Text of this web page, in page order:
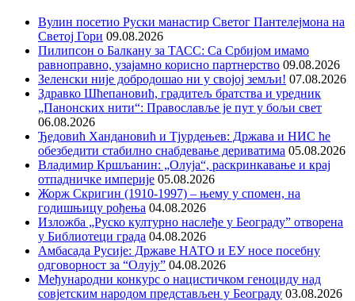
Вулин посетио Руски манастир Светог Пантелејмона на
Светој Гори 09.08.2026
Пилипсон о Балкану за ТАСС: Са Србијом имамо
равноправно, узајамно корисно партнерство 09.08.2026
Зеленски није добродошао ни у својој земљи! 07.08.2026
Здравко Шћепановић, градитељ братства и уредник
„Панонских нити“: Православље је пут у бољи свет
06.08.2026
Ђедовић Хандановић и Тјурдењев: Држава и НИС ће
обезбедити стабилно снабдевање дериватима 05.08.2026
Владимир Кршљанин: „Олуја“, раскринкавање и крај
отпадничке империје 05.08.2026
Жорж Скригин (1910-1997) – њему у спомен, на
годишњицу рођења 04.08.2026
Изложба „Руско културно наслеђе у Београду” отворена
у Библиотеци града 04.08.2026
Амбасада Русије: Државе НАТО и ЕУ носе посебну
одговорност за “Олују” 04.08.2026
Међународни конкурс о нацистичком геноциду над
совјетским народом представљен у Београду 03.08.2026